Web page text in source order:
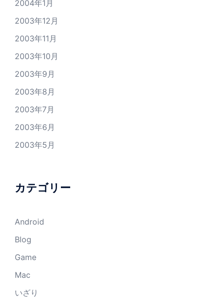
2004年1月
2003年12月
2003年11月
2003年10月
2003年9月
2003年8月
2003年7月
2003年6月
2003年5月
カテゴリー
Android
Blog
Game
Mac
いざり